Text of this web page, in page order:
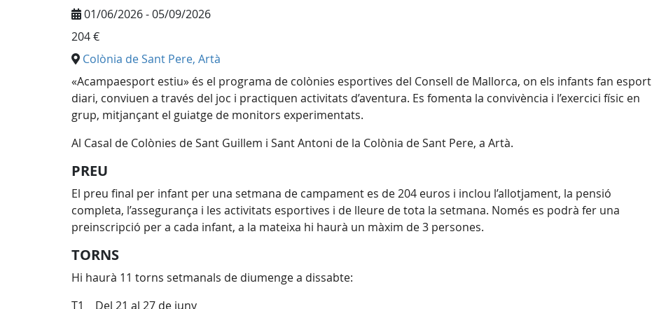
01/06/2026 - 05/09/2026
204 €
Colònia de Sant Pere, Artà
«Acampaesport estiu» és el programa de colònies esportives del Consell de Mallorca, on els infants fan esport
diari, conviuen a través del joc i practiquen activitats d’aventura. Es fomenta la convivència i l’exercici físic en
grup, mitjançant el guiatge de monitors experimentats.
Al Casal de Colònies de Sant Guillem i Sant Antoni de la Colònia de Sant Pere, a Artà.
PREU
El preu final per infant per una setmana de campament es de 204 euros i inclou l’allotjament, la pensió
completa, l’assegurança i les activitats esportives i de lleure de tota la setmana. Només es podrà fer una
preinscripció per a cada infant, a la mateixa hi haurà un màxim de 3 persones.
TORNS
Hi haurà 11 torns setmanals de diumenge a dissabte:
T1 Del 21 al 27 de juny